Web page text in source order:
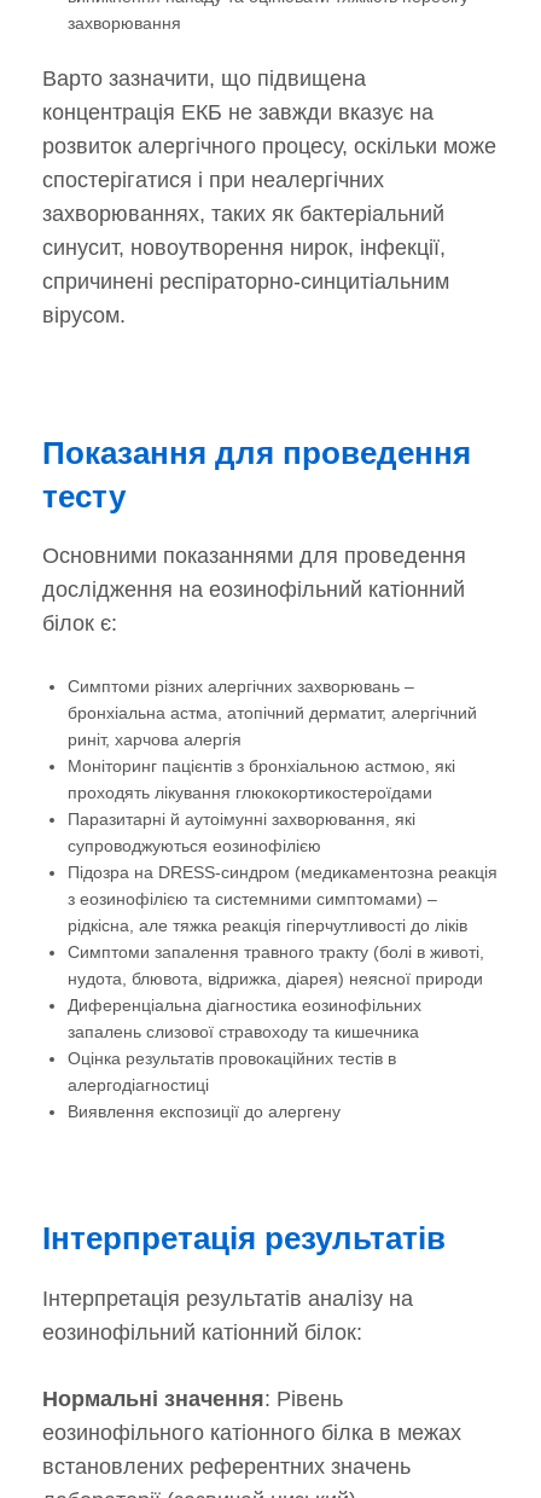
захворювання
Варто зазначити, що підвищена
концентрація EКБ не завжди вказує на
розвиток алергічного процесу, оскільки може
спостерігатися і при неалергічних
захворюваннях, таких як бактеріальний
синусит, новоутворення нирок, інфекції,
спричинені респіраторно-синцитіальним
вірусом.
Показання для проведення
тесту
Основними показаннями для проведення
дослідження на еозинофільний катіонний
білок є:
Симптоми різних алергічних захворювань –
бронхіальна астма, атопічний дерматит, алергічний
риніт, харчова алергія
Моніторинг пацієнтів з бронхіальною астмою, які
проходять лікування глюкокортикостероїдами
Паразитарні й аутоімунні захворювання, які
супроводжуються еозинофілією
Підозра на DRESS-синдром (медикаментозна реакція
з еозинофілією та системними симптомами) –
рідкісна, але тяжка реакція гіперчутливості до ліків
Симптоми запалення травного тракту (болі в животі,
нудота, блювота, відрижка, діарея) неясної природи
Диференціальна діагностика еозинофільних
запалень слизової стравоходу та кишечника
Оцінка результатів провокаційних тестів в
алергодіагностиці
Виявлення експозиції до алергену
Інтерпретація результатів
Інтерпретація результатів аналізу на
еозинофільний катіонний білок:
Нормальні значення: Рівень
еозинофільного катіонного білка в межах
встановлених референтних значень